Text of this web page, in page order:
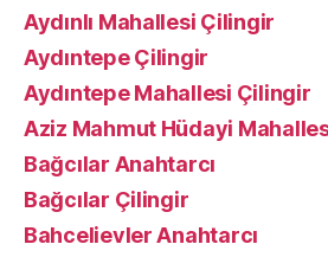
Aydınlı Mahallesi Çilingir
Aydıntepe Çilingir
Aydıntepe Mahallesi Çilingir
Aziz Mahmut Hüdayi
Bağcılar Anahtarcı
Bağcılar Çilingir
Bahcelievler Anahtarcı